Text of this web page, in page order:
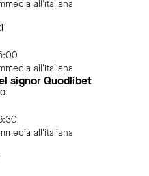
all'italiana
all'italiana
signor Quodlibet
all'italiana